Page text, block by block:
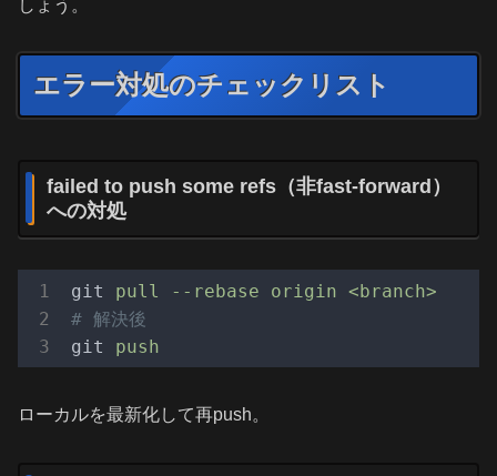
しょう。
エラー対処のチェックリスト
failed to push some refs（非fast-forward）
への対処
git
pull --rebase origin <branch>
# 解決後
git
push
ローカルを最新化して再push。